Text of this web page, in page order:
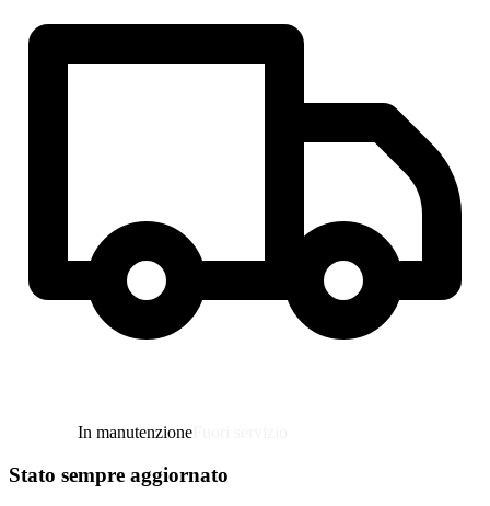
Stato sempre aggiornato